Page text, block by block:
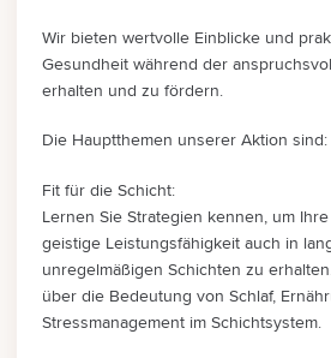
Wir bieten wertvolle Einblicke und
Gesundheit während der
erhalten und zu fördern.
Die Hauptthemen unserer Aktion sind:
Fit für die Schicht:
Lernen Sie Strategien kennen, um
geistige Leistungsfähigkeit auch in
unregelmäßigen Schichten zu
über die Bedeutung von Schlaf,
Stressmanagement im Schichtsystem.